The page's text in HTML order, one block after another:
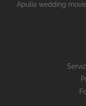
Apulia wedding